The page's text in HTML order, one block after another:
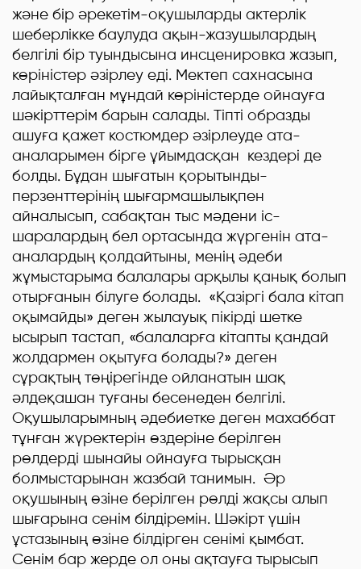
және бір әрекетім-оқушыларды актерлік
шеберлікке баулуда ақын-жазушылардың
белгілі бір туындысына инсценировка жазып,
көріністер әзірлеу еді. Мектеп сахнасына
лайықталған мұндай көріністерде ойнауға
шәкірттерім барын салады. Тіпті образды
ашуға қажет костюмдер әзірлеуде ата-
аналарымен бірге ұйымдасқан кездері де
болды. Бұдан шығатын қорытынды-
перзенттерінің шығармашылықпен
айналысып, сабақтан тыс мәдени іс-
шаралардың бел ортасында жүргенін ата-
аналардың қолдайтыны, менің әдеби
жұмыстарыма балалары арқылы қанық болып
отырғанын білуге болады. «Қазіргі бала кітап
оқымайды» деген жылауық пікірді шетке
ысырып тастап, «балаларға кітапты қандай
жолдармен оқытуға болады?» деген
сұрақтың төңірегінде ойланатын шақ
әлдеқашан туғаны бесенеден белгілі.
Оқушыларымның әдебиетке деген махаббат
тұнған жүректерін өздеріне берілген
рөлдерді шынайы ойнауға тырысқан
болмыстарынан жазбай танимын. Әр
оқушының өзіне берілген рөлді жақсы алып
шығарына сенім білдіремін. Шәкірт үшін
ұстазының өзіне білдірген сенімі қымбат.
Сенім бар жерде ол оны ақтауға тырысып